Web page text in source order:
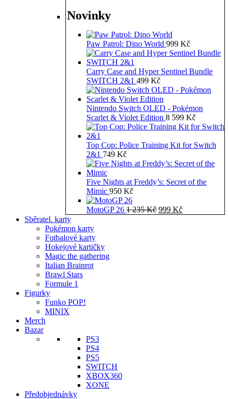
Novinky
Paw Patrol: Dino World 999 Kč
Carry Case and Hyper Sentinel Bundle
SWITCH 2&1 499 Kč
Nintendo Switch OLED - Pokémon
Scarlet & Violet Edition 8 599 Kč
Top Cop: Police Training Kit for Switch
2&1 749 Kč
Five Nights at Freddy’s: Secret of the
Mimic 950 Kč
MotoGP 26 1 235Kč Původní
999 KčAktuální
Sběratel. karty
Pokémon karty
Fotbalové karty
Hokejové kartičky
Magic the gathering
Italian Brainrot
Brawl Stars
Formule 1
Figurky
Funko POP!
MINIX
Merch
Bazar
PS3
PS4
PS5
SWITCH
XBOX360
XONE
Předobjednávky